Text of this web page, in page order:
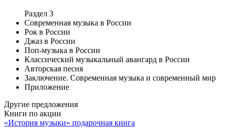
Раздел 3
Современная музыка в России
Рок в России
Джаз в России
Поп-музыка в России
Классический музыкальный авангард в России
Авторская песня
Заключение. Современная музыка и современный мир
Приложение
Другие предложения
Книги по акции
«История музыки» подарочная книга